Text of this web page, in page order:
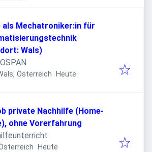
als Mechatroniker:in für
Wals)
Österreich Veröffentlicht
Heute
private Nachhilfe (Home-
ohne Vorerfahrung
Veröffentlicht
Heute